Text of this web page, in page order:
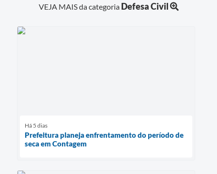
VEJA MAIS da categoria Defesa Civil
Há 5 dias
Prefeitura planeja enfrentamento do período de
seca em Contagem